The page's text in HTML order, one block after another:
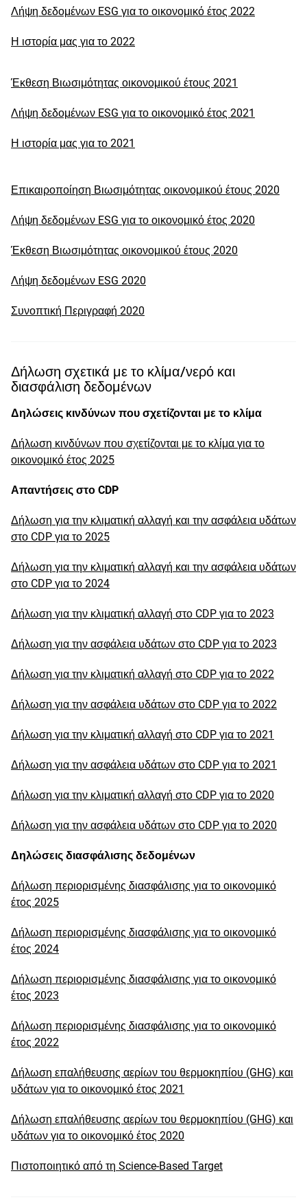
Λήψη δεδομένων ESG για το οικονομικό έτος 2022
Η ιστορία μας για το 2022
Έκθεση Βιωσιμότητας οικονομικού έτους 2021
Λήψη δεδομένων ESG για το οικονομικό έτος 2021
Η ιστορία μας για το 2021
Επικαιροποίηση Βιωσιμότητας οικονομικού έτους 2020
Λήψη δεδομένων ESG για το οικονομικό έτος 2020
Έκθεση Βιωσιμότητας οικονομικού έτους 2020
Λήψη δεδομένων ESG 2020
Συνοπτική Περιγραφή 2020
Δήλωση σχετικά με το κλίμα/νερό και
διασφάλιση δεδομένων
Δηλώσεις κινδύνων που σχετίζονται με το κλίμα
Δήλωση κινδύνων που σχετίζονται με το κλίμα για το
οικονομικό έτος 2025
Απαντήσεις στο CDP
Δήλωση για την κλιματική αλλαγή και την ασφάλεια υδάτων
στο CDP για το 2025
Δήλωση για την κλιματική αλλαγή και την ασφάλεια υδάτων
στο CDP για το 2024
Δήλωση για την κλιματική αλλαγή στο CDP για το 2023
Δήλωση για την ασφάλεια υδάτων στο CDP για το 2023
Δήλωση για την κλιματική αλλαγή στο CDP για το 2022
Δήλωση για την ασφάλεια υδάτων στο CDP για το 2022
Δήλωση για την κλιματική αλλαγή στο CDP για το 2021
Δήλωση για την ασφάλεια υδάτων στο CDP για το 2021
Δήλωση για την κλιματική αλλαγή στο CDP για το 2020
Δήλωση για την ασφάλεια υδάτων στο CDP για το 2020
Δηλώσεις διασφάλισης δεδομένων
Δήλωση περιορισμένης διασφάλισης για το οικονομικό
έτος 2025
Δήλωση περιορισμένης διασφάλισης για το οικονομικό
έτος 2024
Δήλωση περιορισμένης διασφάλισης για το οικονομικό
έτος 2023
Δήλωση περιορισμένης διασφάλισης για το οικονομικό
έτος 2022
Δήλωση επαλήθευσης αερίων του θερμοκηπίου (GHG) και
υδάτων για το οικονομικό έτος 2021
Δήλωση επαλήθευσης αερίων του θερμοκηπίου (GHG) και
υδάτων για το οικονομικό έτος 2020
Πιστοποιητικό από τη Science-Based Target